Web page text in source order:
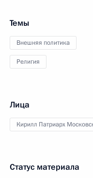
Темы
Внешняя политика
Религия
Лица
Кирилл Патриарх
Статус материала